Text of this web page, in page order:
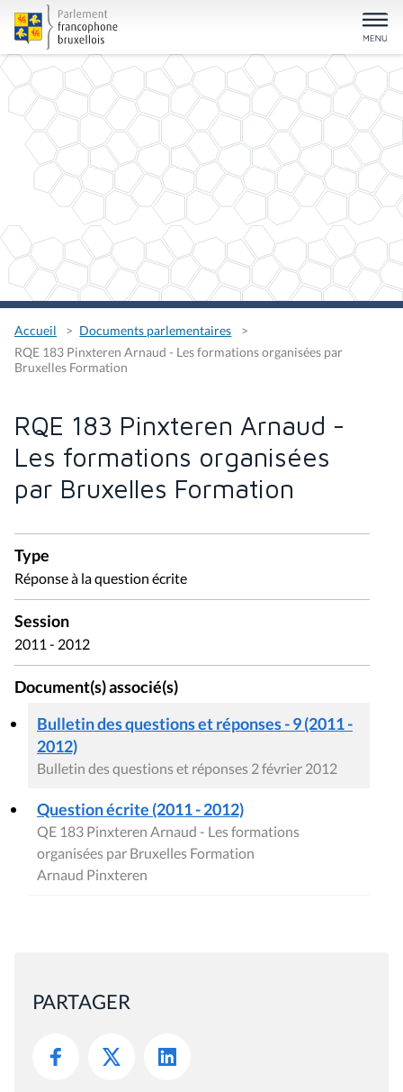
Accueil
Documents parlementaires
RQE 183 Pinxteren Arnaud - Les formations organisées par
Bruxelles Formation
RQE 183 Pinxteren Arnaud -
Les formations organisées
par Bruxelles Formation
Type
Réponse à la question écrite
Session
2011 - 2012
Document(s) associé(s)
Bulletin des questions et réponses - 9 (2011 -
2012)
Bulletin des questions et réponses 2 février 2012
Question écrite (2011 - 2012)
QE 183 Pinxteren Arnaud - Les formations
organisées par Bruxelles Formation
Arnaud Pinxteren
PARTAGER